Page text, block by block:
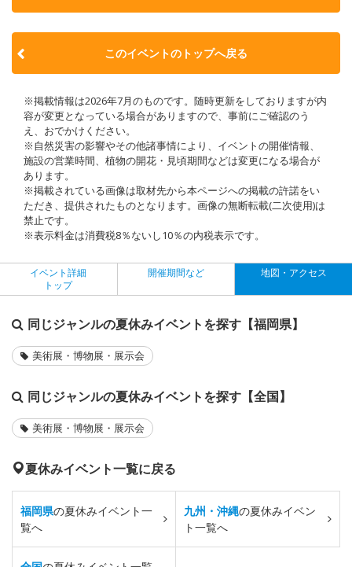
このイベントのトップへ戻る
※掲載情報は2026年7月のものです。随時更新をしておりますが内
容が変更となっている場合がありますので、事前にご確認のう
え、おでかけください。
※自然災害の影響やその他諸事情により、イベントの開催情報、
施設の営業時間、植物の開花・見頃期間などは変更になる場合が
あります。
※掲載されている画像は取材先から本ページへの掲載の許諾をい
ただき、提供されたものとなります。画像の無断転載(二次使用)は
禁止です。
※表示料金は消費税8％ないし10％の内税表示です。
イベント詳細
トップ
開催期間など 地図・アクセス
同じジャンルの夏休みイベントを探す【福岡県】
美術展・博物展・展示会
同じジャンルの夏休みイベントを探す【全国】
美術展・博物展・展示会
夏休みイベント一覧に戻る
福岡県の夏休みイベント一
覧へ
九州・沖縄の夏休みイベン
ト一覧へ